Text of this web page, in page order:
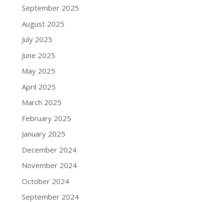
September 2025
August 2025
July 2025
June 2025
May 2025
April 2025
March 2025
February 2025
January 2025
December 2024
November 2024
October 2024
September 2024